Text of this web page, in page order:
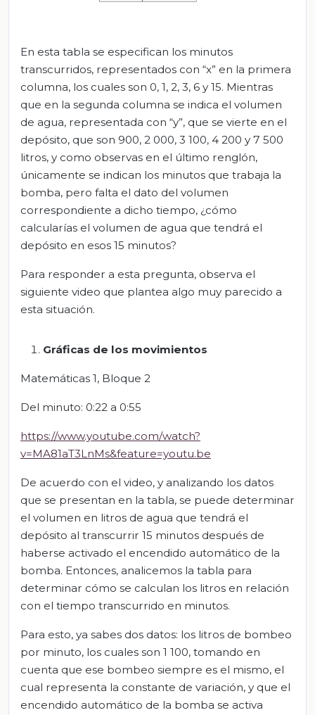
En esta tabla se especifican los minutos
transcurridos, representados con “x” en la primera
columna, los cuales son 0, 1, 2, 3, 6 y 15. Mientras
que en la segunda columna se indica el volumen
de agua, representada con “y”, que se vierte en el
depósito, que son 900, 2 000, 3 100, 4 200 y 7 500
litros, y como observas en el último renglón,
únicamente se indican los minutos que trabaja la
bomba, pero falta el dato del volumen
correspondiente a dicho tiempo, ¿cómo
calcularías el volumen de agua que tendrá el
depósito en esos 15 minutos?
Para responder a esta pregunta, observa el
siguiente video que plantea algo muy parecido a
esta situación.
Gráficas de los movimientos
Matemáticas 1, Bloque 2
Del minuto: 0:22 a 0:55
https://www.youtube.com/watch?
v=MA81aT3LnMs&feature=youtu.be
De acuerdo con el video, y analizando los datos
que se presentan en la tabla, se puede determinar
el volumen en litros de agua que tendrá el
depósito al transcurrir 15 minutos después de
haberse activado el encendido automático de la
bomba. Entonces, analicemos la tabla para
determinar cómo se calculan los litros en relación
con el tiempo transcurrido en minutos.
Para esto, ya sabes dos datos: los litros de bombeo
por minuto, los cuales son 1 100, tomando en
cuenta que ese bombeo siempre es el mismo, el
cual representa la constante de variación, y que el
encendido automático de la bomba se activa